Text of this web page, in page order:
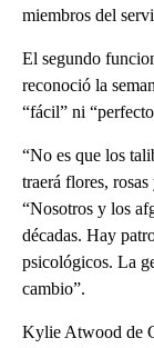
miembros del
El segundo
reconoció la
“fácil” ni
“No es que los
traerá flores,
“Nosotros y los
décadas. Hay
psicológicos. La
cambio”.
Kylie Atwood de